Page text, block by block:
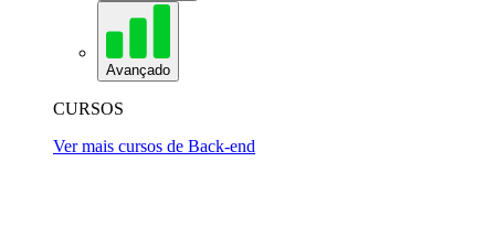
Avançado
CURSOS
Ver mais cursos de Back-end